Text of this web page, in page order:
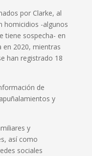
por Clarke, al
homicidios -algunos
tiene sospecha- en
en 2020, mientras
han registrado 18
de
y
y
así como
sociales